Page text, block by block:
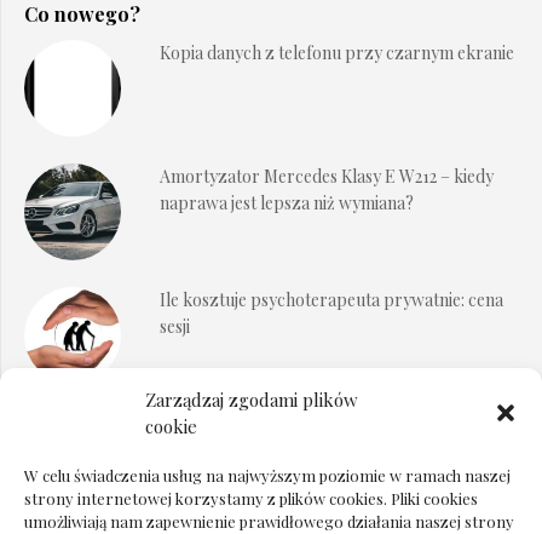
Zarządzaj zgodami plików
cookie
W celu świadczenia usług na najwyższym poziomie w ramach naszej
strony internetowej korzystamy z plików cookies. Pliki cookies
umożliwiają nam zapewnienie prawidłowego działania naszej strony
Co nowego?
Kopia danych z telefonu przy czarnym ekranie
Amortyzator Mercedes Klasy E W212 – kiedy
naprawa jest lepsza niż wymiana?
Ile kosztuje psychoterapeuta prywatnie: cena
sesji
Dokumenty do odbioru przy zmianie biura